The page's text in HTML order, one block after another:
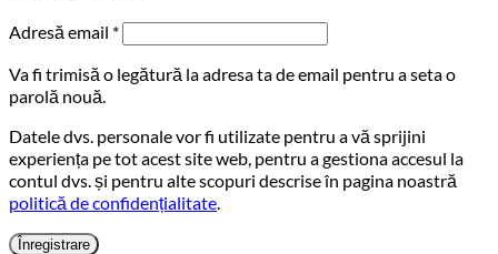
Adresă email *Obligatoriu
Va fi trimisă o legătură la adresa ta de email pentru a seta o
parolă nouă.
Datele dvs. personale vor fi utilizate pentru a vă sprijini
experiența pe tot acest site web, pentru a gestiona accesul la
contul dvs. și pentru alte scopuri descrise în pagina noastră
politică de confidențialitate.
Înregistrare